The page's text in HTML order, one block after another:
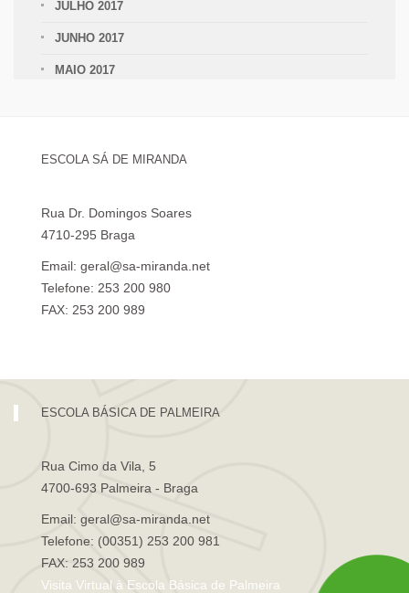
JULHO 2017
JUNHO 2017
MAIO 2017
ESCOLA SÁ DE MIRANDA
Rua Dr. Domingos Soares
4710-295 Braga
Email: geral@sa-miranda.net
Telefone: 253 200 980
FAX: 253 200 989
ESCOLA BÁSICA DE PALMEIRA
Rua Cimo da Vila, 5
4700-693 Palmeira - Braga
Email: geral@sa-miranda.net
Telefone: (00351) 253 200 981
FAX: 253 200 989
Visita Virtual à Escola Básica de Palmeira